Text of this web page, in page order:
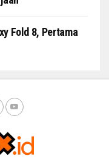
Fold 8, Pertama